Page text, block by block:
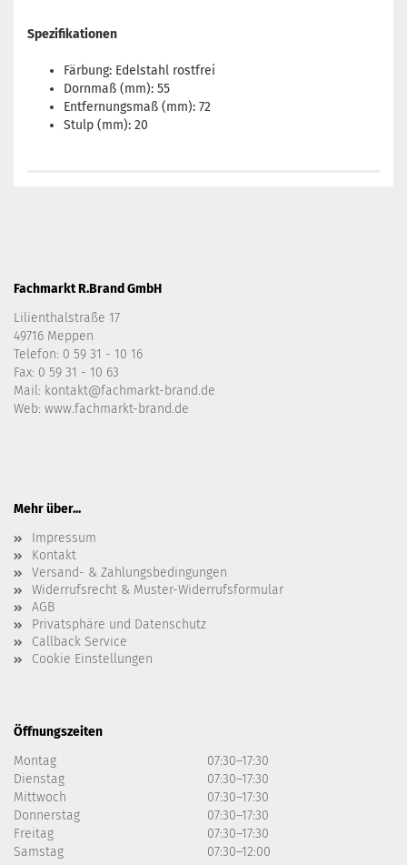
Spezifikationen
Färbung: Edelstahl rostfrei
Dornmaß (mm): 55
Entfernungsmaß (mm): 72
Stulp (mm): 20
Fachmarkt R.Brand GmbH
Lilienthalstraße 17
49716 Meppen
Telefon: 0 59 31 - 10 16
Fax: 0 59 31 - 10 63
Mail: kontakt@fachmarkt-brand.de
Web: www.fachmarkt-brand.de
Mehr über...
Impressum
Kontakt
Versand- & Zahlungsbedingungen
Widerrufsrecht & Muster-Widerrufsformular
AGB
Privatsphäre und Datenschutz
Callback Service
Cookie Einstellungen
Öffnungszeiten
Montag
07:30–17:30
Dienstag
07:30–17:30
Mittwoch
07:30–17:30
Donnerstag
07:30–17:30
Freitag
07:30–17:30
Samstag
07:30–12:00